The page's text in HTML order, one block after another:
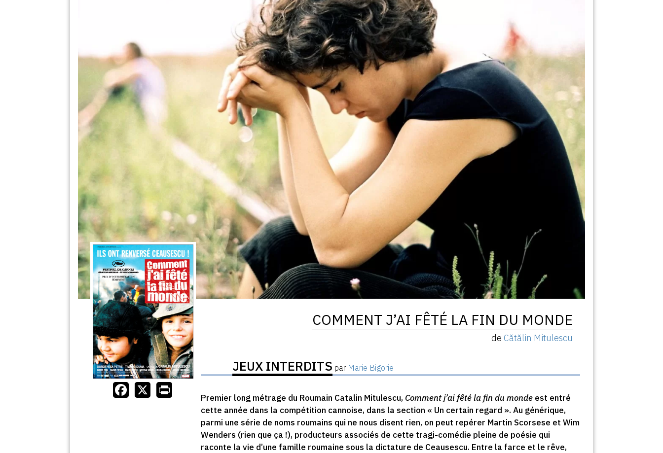
COMMENT J’AI FÊTÉ LA FIN DU MONDE
de Cătălin Mitulescu
JEUX INTERDITS par Marie Bigorie
Premier long métrage du Roumain Catalin Mitulescu, Comment j’ai fêté la fin du monde est entré
cette année dans la compétition cannoise, dans la section « Un certain regard ». Au générique,
parmi une série de noms roumains qui ne nous disent rien, on peut repérer Martin Scorsese et Wim
Wenders (rien que ça !), producteurs associés de cette tragi-comédie pleine de poésie qui
raconte la vie d’une famille roumaine sous la dictature de Ceausescu. Entre la farce et le rêve,